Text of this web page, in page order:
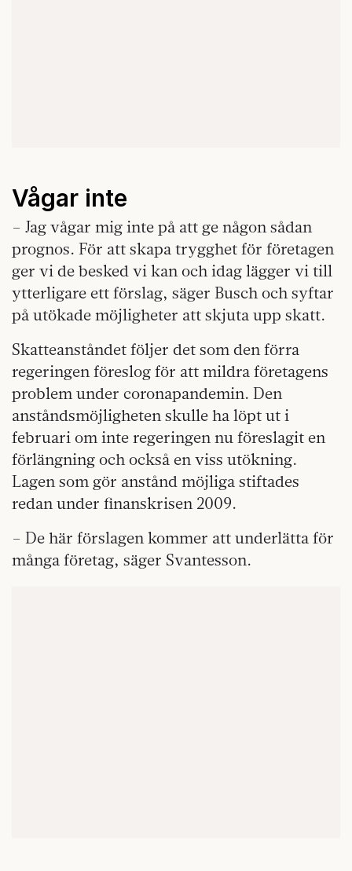
Vågar inte
– Jag vågar mig inte på att ge någon sådan
prognos. För att skapa trygghet för företagen
ger vi de besked vi kan och idag lägger vi till
ytterligare ett förslag, säger Busch och syftar
på utökade möjligheter att skjuta upp skatt.
Skatteanståndet följer det som den förra
regeringen föreslog för att mildra företagens
problem under coronapandemin. Den
anståndsmöjligheten skulle ha löpt ut i
februari om inte regeringen nu föreslagit en
förlängning och också en viss utökning.
Lagen som gör anstånd möjliga stiftades
redan under finanskrisen 2009.
– De här förslagen kommer att underlätta för
många företag, säger Svantesson.